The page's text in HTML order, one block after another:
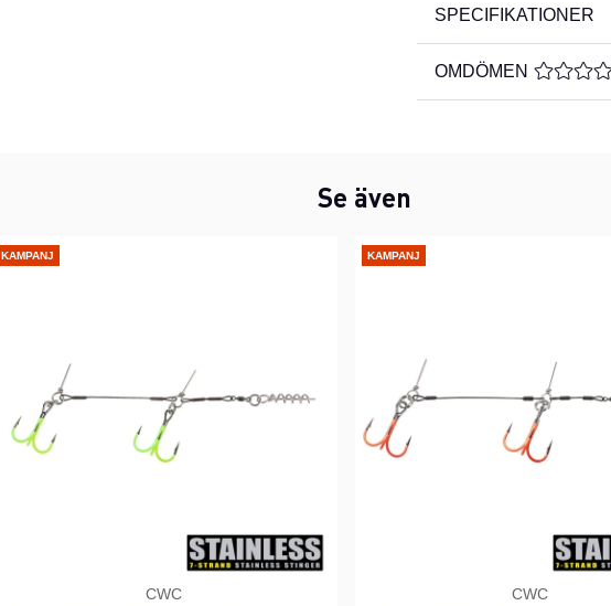
SPECIFIKATIONER
OMDÖMEN
Se även
KAMPANJ
CWC
KAMPANJ
CWC